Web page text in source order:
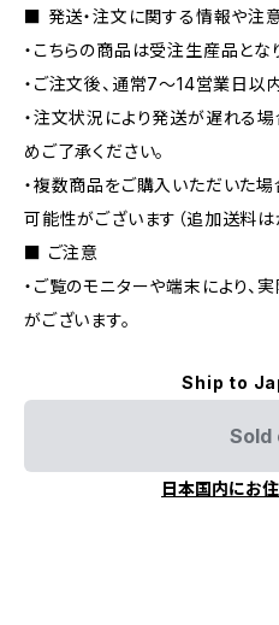
■ 発送・注文に関する情報や注
・こちらの商品は受注生産品とな
・ご注文後、通常7〜14営業日以
・注文状況により発送が遅れる場
めご了承ください。
・複数商品をご購入いただいた
可能性がございます（追加送料は
■ ご注意
・ご覧のモニターや端末により、
がございます。
Ship to
Sold
日本国内にお